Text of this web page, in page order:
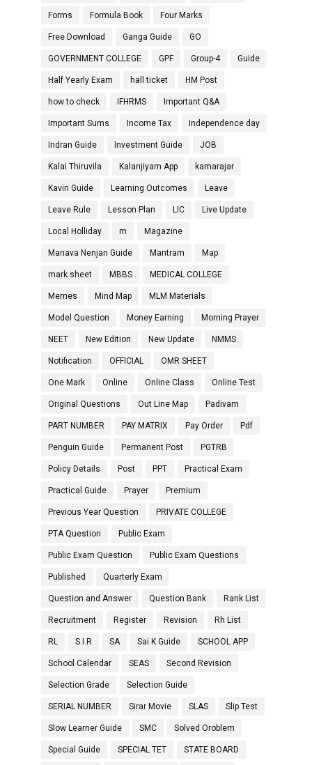
Forms Formula Book Four Marks
Free Download Ganga Guide GO
GOVERNMENT COLLEGE GPF Group-4 Guide
Half Yearly Exam hall ticket HM Post
how to check IFHRMS Important Q&A
Important Sums Income Tax Independence day
Indran Guide Investment Guide JOB
Kalai Thiruvila Kalanjiyam App kamarajar
Kavin Guide Learning Outcomes Leave
Leave Rule Lesson Plan LIC Live Update
Local Holliday m Magazine
Manava Nenjan Guide Mantram Map
mark sheet MBBS MEDICAL COLLEGE
Memes Mind Map MLM Materials
Model Question Money Earning Morning Prayer
NEET New Edition New Update NMMS
Notification OFFICIAL OMR SHEET
One Mark Online Online Class Online Test
Original Questions Out Line Map Padivam
PART NUMBER PAY MATRIX Pay Order Pdf
Penguin Guide Permanent Post PGTRB
Policy Details Post PPT Practical Exam
Practical Guide Prayer Premium
Previous Year Question PRIVATE COLLEGE
PTA Question Public Exam
Public Exam Question Public Exam Questions
Published Quarterly Exam
Question and Answer Question Bank Rank List
Recruitment Register Revision Rh List
RL S.I.R SA Sai K Guide SCHOOL APP
School Calendar SEAS Second Revision
Selection Grade Selection Guide
SERIAL NUMBER Sirar Movie SLAS Slip Test
Slow Learner Guide SMC Solved Oroblem
Special Guide SPECIAL TET STATE BOARD